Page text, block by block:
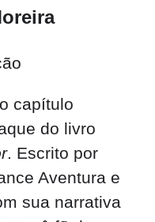
capítulo
do livro
. Escrito por
Aventura e
sua narrativa